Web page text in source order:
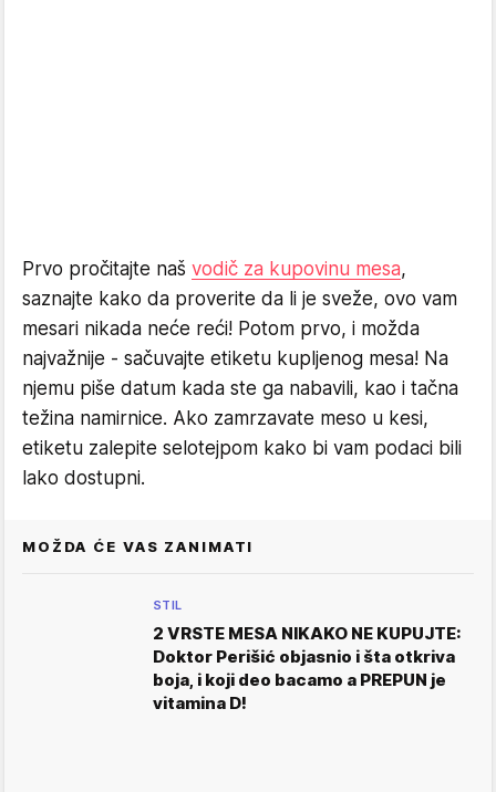
Prvo pročitajte naš vodič za kupovinu mesa,
saznajte kako da proverite da li je sveže, ovo vam
mesari nikada neće reći! Potom prvo, i možda
najvažnije - sačuvajte etiketu kupljenog mesa! Na
njemu piše datum kada ste ga nabavili, kao i tačna
težina namirnice. Ako zamrzavate meso u kesi,
etiketu zalepite selotejpom kako bi vam podaci bili
lako dostupni.
MOŽDA ĆE VAS ZANIMATI
STIL
2 VRSTE MESA NIKAKO NE KUPUJTE:
Doktor Perišić objasnio i šta otkriva
boja, i koji deo bacamo a PREPUN je
vitamina D!